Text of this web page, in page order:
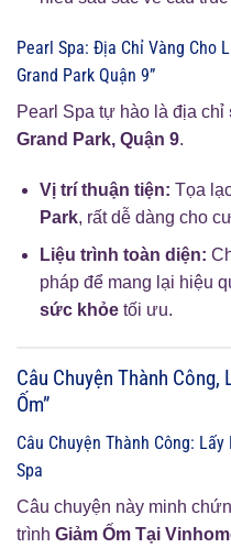
Pearl Spa: Địa Chỉ Vàng Cho
Grand Park Quận 9”
Pearl Spa tự hào là địa chỉ
Grand Park, Quận 9.
Vị trí thuận tiện: Tọa
Park, rất dễ dàng cho
Liệu trình toàn diện:
pháp để mang lại hiệu
sức khỏetối ưu.
Câu Chuyện Thành Công,
Ốm”
Câu Chuyện Thành Công:
Spa
Câu chuyện này minh
trình Giảm Ốm Tại